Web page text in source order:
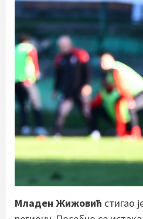
Младен Жижовић стигао